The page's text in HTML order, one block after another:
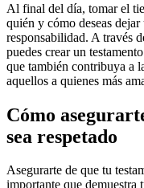
Al final del día, tomar el
quién y cómo deseas
responsabilidad. A través
puedes crear un
que también contribuya a
aquellos a quienes más
Cómo
sea respetado
Asegurarte de que tu
importante que demuestra